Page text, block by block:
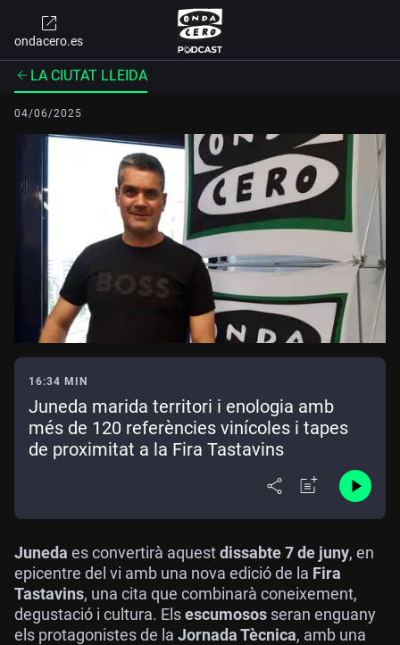
ondacero.es
LA CIUTAT LLEIDA
04/06/2025
16:34 MIN
Juneda marida territori i enologia amb
més de 120 referències vinícoles i tapes
de proximitat a la Fira Tastavins
Juneda es convertirà aquestdissabte 7 de juny, en
epicentre del vi amb una nova edició de la Fira
Tastavins, una cita que combinarà coneixement,
degustació i cultura. Elsescumosos seran enguany
els protagonistes de la Jornada Tècnica, amb una